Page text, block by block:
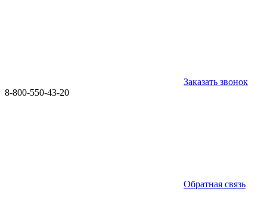
Заказать звонок
8-800-550-43-20
Обратная связь